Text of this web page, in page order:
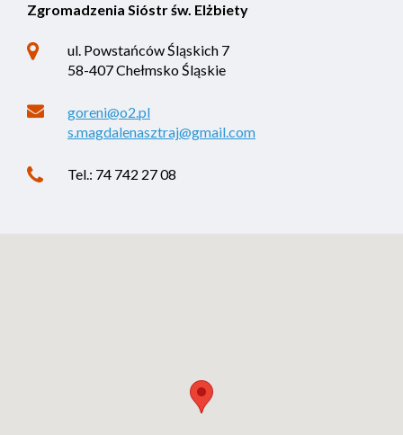
Zgromadzenia Sióstr św. Elżbiety
ul. Powstańców Śląskich 7
58-407 Chełmsko Śląskie
goreni@o2.pl
s.magdalenasztraj@gmail.com
Tel.: 74 742 27 08